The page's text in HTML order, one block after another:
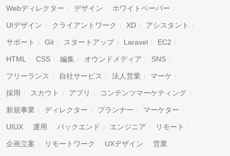
Webディレクター デザイン ホワイトペーパー
UIデザイン クライアントワーク XD アシスタント
サポート Git スタートアップ Laravel EC2
HTML CSS 編集 オウンドメディア SNS
フリーランス 自社サービス 法人営業 マーケ
採用 スカウト アプリ コンテンツマーケティング
新規事業 ディレクター プランナー マーケター
UIUX 運用 バックエンド エンジニア リモート
企画立案 リモートワーク UXデザイン 営業